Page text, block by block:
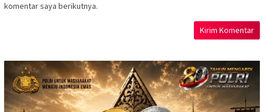
komentar saya berikutnya.